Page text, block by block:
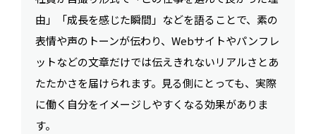
由」「成長を感じた瞬間」などを語ることで、素の
表情や声のトーンが伝わり、Webサイトやパンフレ
ットなどの文章だけでは伝えきれないリアルさとあ
たたかさを届けられます。見る側にとっても、実際
に働く自分をイメージしやすくなる効果がありま
す。